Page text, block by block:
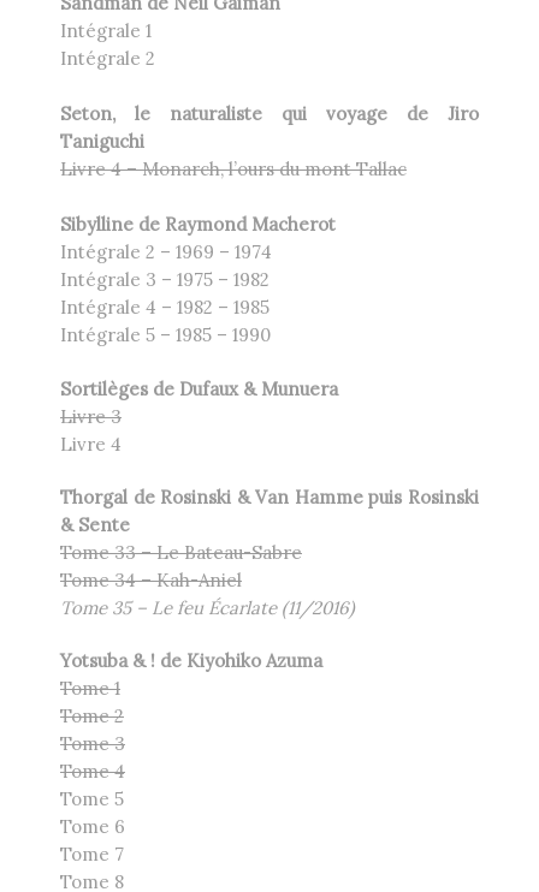
Intégrale 1
Intégrale 2
Seton, le naturaliste qui voyage de Jiro
Taniguchi
Livre 4 – Monarch, l’ours du mont Tallac
Sibylline de Raymond Macherot
Intégrale 2 – 1969 – 1974
Intégrale 3 – 1975 – 1982
Intégrale 4 – 1982 – 1985
Intégrale 5 – 1985 – 1990
Sortilèges de Dufaux & Munuera
Livre 3
Livre 4
Thorgal de Rosinski & Van Hamme puis Rosinski
& Sente
Tome 33 – Le Bateau-Sabre
Tome 34 – Kah-Aniel
Tome 35 – Le feu Écarlate (11/2016)
Yotsuba & ! de Kiyohiko Azuma
Tome 1
Tome 2
Tome 3
Tome 4
Tome 5
Tome 6
Tome 7
Tome 8